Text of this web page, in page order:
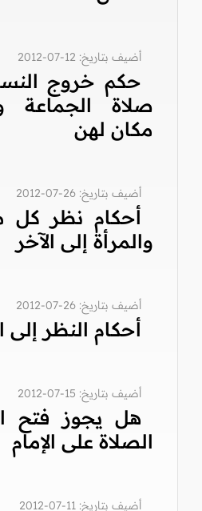
أضيف بتاريخ: 12-07-2012
حكم خروج
صلاة
مكان لهن
أضيف بتاريخ: 26-07-2012
أحكام نظر كل
والمرأة إلى الآخر
أضيف بتاريخ: 26-07-2012
أحكام النظر إلى
أضيف بتاريخ: 15-07-2012
هل يجوز فتح
الصلاة على الإمام
أضيف بتاريخ: 11-07-2012